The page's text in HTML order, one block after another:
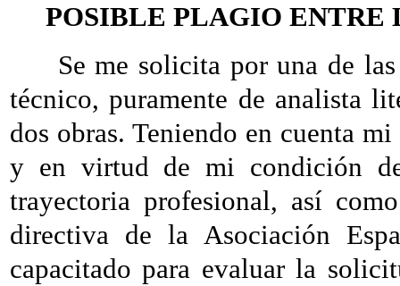
POSIBLE PLAGIO ENTRE
Se me solicita por una de las
técnico, puramente de analista
dos obras. Teniendo en cuenta
y en virtud de mi condición
trayectoria profesional, así
directiva de la Asociación
capacitado para evaluar la